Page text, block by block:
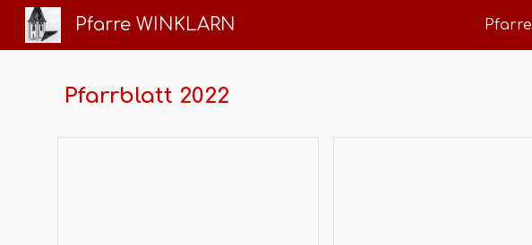
Skip to main content
Pfarre WINKLARN Pfarre
Pfarrblatt 2022